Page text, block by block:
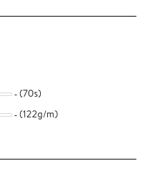
(70s)
(122g/m)